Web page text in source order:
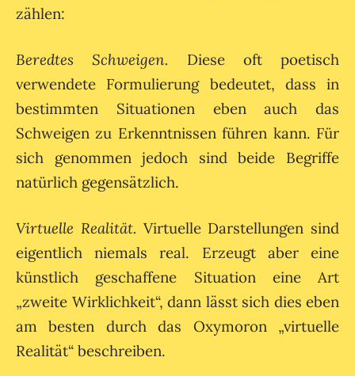
zählen:
Beredtes Schweigen. Diese oft poetisch
verwendete Formulierung bedeutet, dass in
bestimmten Situationen eben auch das
Schweigen zu Erkenntnissen führen kann. Für
sich genommen jedoch sind beide Begriffe
natürlich gegensätzlich.
Virtuelle Realität. Virtuelle Darstellungen sind
eigentlich niemals real. Erzeugt aber eine
künstlich geschaffene Situation eine Art
„zweite Wirklichkeit“, dann lässt sich dies eben
am besten durch das Oxymoron „virtuelle
Realität“ beschreiben.